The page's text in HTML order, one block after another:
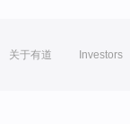
关于有道 Investors